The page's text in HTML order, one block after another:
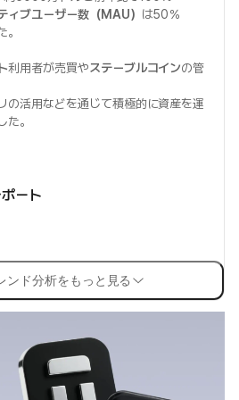
ィブユーザー数（MAU） は50％
利用者が売買やステーブルコインの管
の活用などを通じて積極的に資産を運
た。
ート
ンド分析をもっと見る